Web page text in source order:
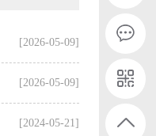
[2026-05-09]
[2026-05-09]
[2024-05-21]